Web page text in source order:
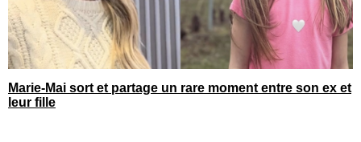
Marie-Mai sort et partage un rare moment entre son ex et
leur fille